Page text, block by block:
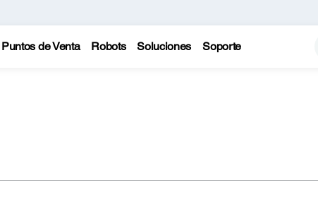
Puntos de Venta Robots Soluciones Soporte